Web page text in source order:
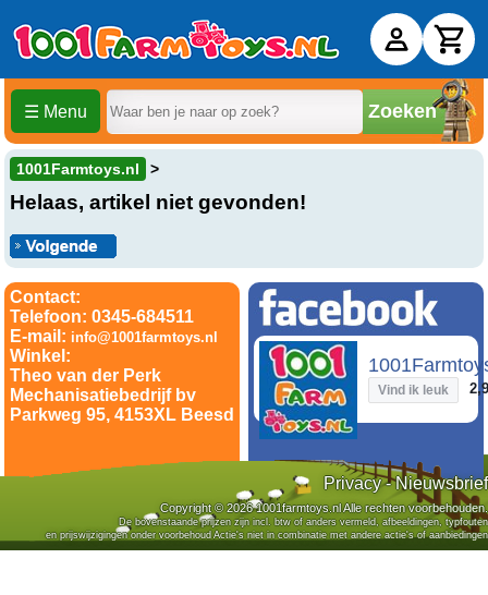
☰ Menu Zoeken
1001Farmtoys.nl
Helaas, artikel niet gevonden!
Contact:
Telefoon: 0345-684511
E-mail: info@1001farmtoys.nl
Winkel:
Theo van der Perk
Mechanisatiebedrijf bv
Parkweg 95, 4153XL Beesd
Vind ik leuk
Privacy-Nieuwsbrief
Copyright © 2026 1001farmtoys.nl Alle rechten voorbehouden.
De bovenstaande prijzen zijn incl. btw of anders vermeld, afbeeldingen, typfouten
en prijswijzigingen onder voorbehoud Actie's niet in combinatie met andere actie's of aanbiedingen